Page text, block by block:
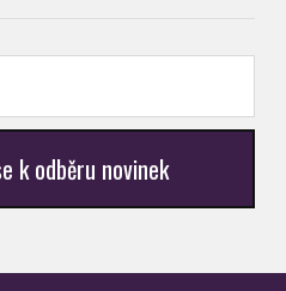
k odběru novinek